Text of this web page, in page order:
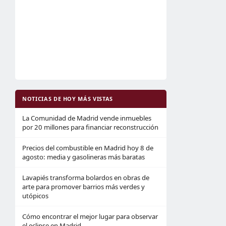
NOTICIAS DE HOY MÁS VISTAS
La Comunidad de Madrid vende inmuebles
por 20 millones para financiar reconstrucción
Precios del combustible en Madrid hoy 8 de
agosto: media y gasolineras más baratas
Lavapiés transforma bolardos en obras de
arte para promover barrios más verdes y
utópicos
Cómo encontrar el mejor lugar para observar